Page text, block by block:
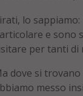
lo sappiamo:
e sono
per tanti di
dove si trovano
messo